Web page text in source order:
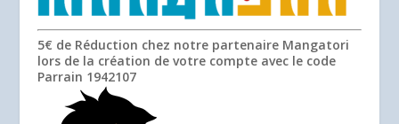
5€ de Réduction chez notre partenaire Mangatori
lors de la création de votre compte avec le code
Parrain 1942107